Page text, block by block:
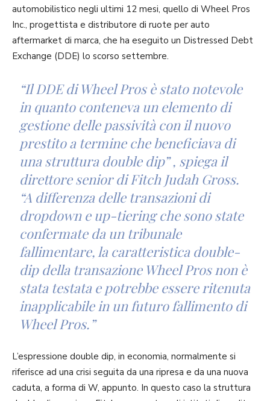
automobilistico negli ultimi 12 mesi, quello di Wheel Pros
Inc., progettista e distributore di ruote per auto
aftermarket di marca, che ha eseguito un Distressed Debt
Exchange (DDE) lo scorso settembre.
“Il DDE di Wheel Pros è stato notevole
in quanto conteneva un elemento di
gestione delle passività con il nuovo
prestito a termine che beneficiava di
una struttura double dip” , spiega il
direttore senior di Fitch Judah Gross.
“A differenza delle transazioni di
dropdown e up-tiering che sono state
confermate da un tribunale
fallimentare, la caratteristica double-
dip della transazione Wheel Pros non è
stata testata e potrebbe essere ritenuta
inapplicabile in un futuro fallimento di
Wheel Pros.”
L’espressione double dip, in economia, normalmente si
riferisce ad una crisi seguita da una ripresa e da una nuova
caduta, a forma di W, appunto. In questo caso la struttura